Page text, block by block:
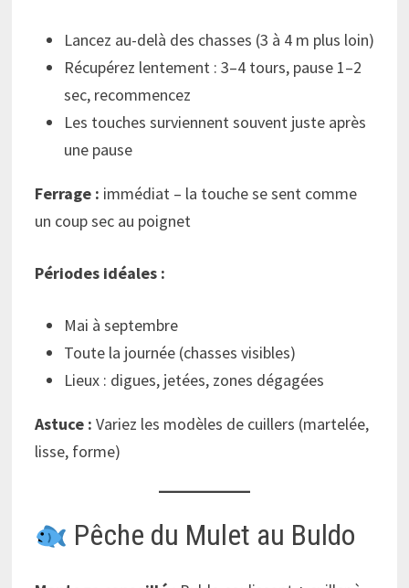
Lancez au-delà des chasses (3 à 4 m plus loin)
Récupérez lentement : 3–4 tours, pause 1–2
sec, recommencez
Les touches surviennent souvent juste après
une pause
Ferrage : immédiat – la touche se sent comme
un coup sec au poignet
Périodes idéales :
Mai à septembre
Toute la journée (chasses visibles)
Lieux : digues, jetées, zones dégagées
Astuce : Variez les modèles de cuillers (martelée,
lisse, forme)
Pêche du Mulet au Buldo